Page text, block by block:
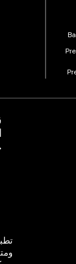
على الحافة.